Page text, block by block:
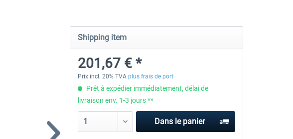
Shipping item
201,67 € *
Prix incl. 20% TVA plus frais de port
Prêt à expédier immédiatement, délai de
livraison env. 1-3 jours **
Dans le panier